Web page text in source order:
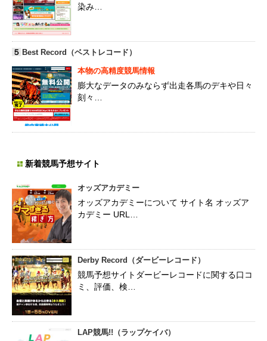
染み…
５ Best Record（ベストレコード）
本物の高精度競馬情報
膨大なデータのみならず出走各馬のデキや日々
刻々…
新着競馬予想サイト
オッズアカデミー
オッズアカデミーについて サイト名 オッズア
カデミー URL…
Derby Record（ダービーレコード）
競馬予想サイトダービーレコードに関する口コ
ミ、評価、検…
LAP競馬!!（ラップケイバ）